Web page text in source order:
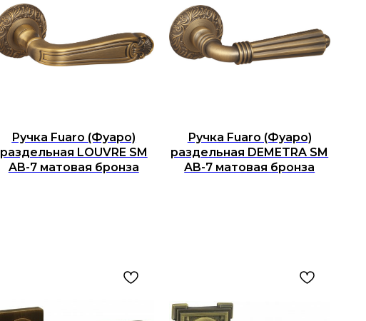
Ручка Fuaro (Фуаро)
раздельная LOUVRE SM
AB-7 матовая бронза
Ручка Fuaro (Фуаро)
раздельная DEMETRA SM
AB-7 матовая бронза